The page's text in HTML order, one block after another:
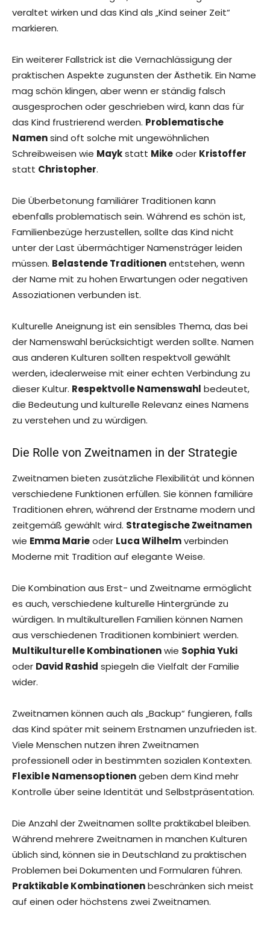
veraltet wirken und das Kind als „Kind seiner Zeit“
markieren.
Ein weiterer Fallstrick ist die Vernachlässigung der
praktischen Aspekte zugunsten der Ästhetik. Ein Name
mag schön klingen, aber wenn er ständig falsch
ausgesprochen oder geschrieben wird, kann das für
das Kind frustrierend werden. Problematische
Namensind oft solche mit ungewöhnlichen
Schreibweisen wie Maykstatt Mikeoder Kristoffer
statt Christopher.
Die Überbetonung familiärer Traditionen kann
ebenfalls problematisch sein. Während es schön ist,
Familienbezüge herzustellen, sollte das Kind nicht
unter der Last übermächtiger Namensträger leiden
müssen. Belastende Traditionenentstehen, wenn
der Name mit zu hohen Erwartungen oder negativen
Assoziationen verbunden ist.
Kulturelle Aneignung ist ein sensibles Thema, das bei
der Namenswahl berücksichtigt werden sollte. Namen
aus anderen Kulturen sollten respektvoll gewählt
werden, idealerweise mit einer echten Verbindung zu
dieser Kultur. Respektvolle Namenswahl bedeutet,
die Bedeutung und kulturelle Relevanz eines Namens
zu verstehen und zu würdigen.
Die Rolle von Zweitnamen in der Strategie
Zweitnamen bieten zusätzliche Flexibilität und können
verschiedene Funktionen erfüllen. Sie können familiäre
Traditionen ehren, während der Erstname modern und
zeitgemäß gewählt wird. Strategische Zweitnamen
wie Emma Marieoder Luca Wilhelmverbinden
Moderne mit Tradition auf elegante Weise.
Die Kombination aus Erst- und Zweitname ermöglicht
es auch, verschiedene kulturelle Hintergründe zu
würdigen. In multikulturellen Familien können Namen
aus verschiedenen Traditionen kombiniert werden.
Multikulturelle Kombinationenwie Sophia Yuki
oder David Rashid spiegeln die Vielfalt der Familie
wider.
Zweitnamen können auch als „Backup“ fungieren, falls
das Kind später mit seinem Erstnamen unzufrieden ist.
Viele Menschen nutzen ihren Zweitnamen
professionell oder in bestimmten sozialen Kontexten.
Flexible Namensoptionengeben dem Kind mehr
Kontrolle über seine Identität und Selbstpräsentation.
Die Anzahl der Zweitnamen sollte praktikabel bleiben.
Während mehrere Zweitnamen in manchen Kulturen
üblich sind, können sie in Deutschland zu praktischen
Problemen bei Dokumenten und Formularen führen.
Praktikable Kombinationenbeschränken sich meist
auf einen oder höchstens zwei Zweitnamen.